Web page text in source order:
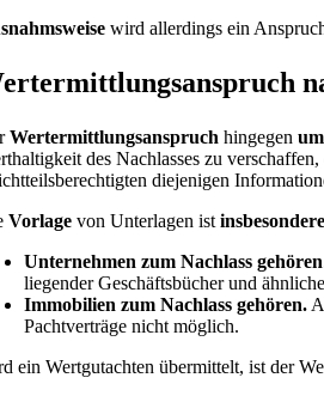
wird allerdings ein
Wertermittlungsanspruch hingegen
des Nachlasses zu
diejenigen
Vorlagevon Unterlagen ist
Unternehmen zum Nachlass gehören
liegender Geschäftsbücher und
Immobilien zum Nachlass gehören.
Pachtverträge nicht möglich.
ein Wertgutachten übermittelt, ist der